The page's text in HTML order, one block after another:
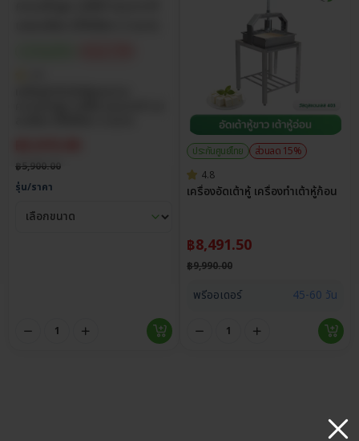
฿5,900.00
รุ่น/ราคา
ประกันศูนย์ไทย
ส่วนลด 15%
4.8
เครื่องอัดเต้าหู้ เครื่องทำเต้าหู้ก้อน
฿8,491.50
฿9,990.00
พรีออเดอร์ 45-60 วัน